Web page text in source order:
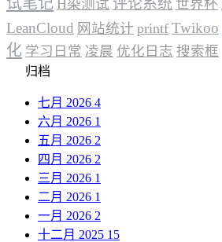
H染测试 评论系统 世界杯
LeanCloud 网站统计 printf Twikoo
化 学习日常 凌晨 优化日志 搜索框
归档
七月 2026 4
六月 2026 1
五月 2026 2
四月 2026 2
三月 2026 1
二月 2026 1
一月 2026 2
十二月 2025 15